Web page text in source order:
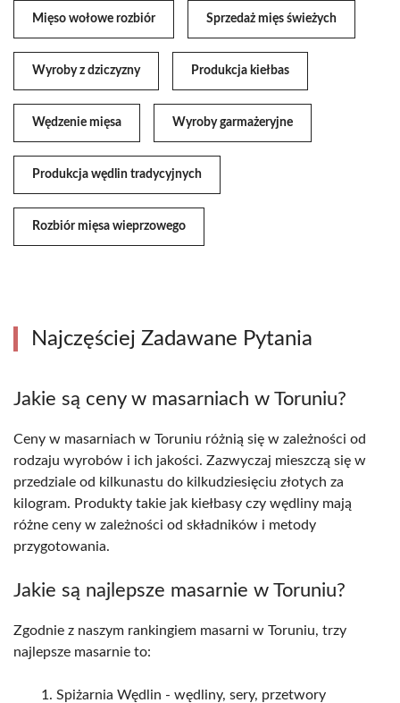
Mięso wołowe rozbiór Sprzedaż mięs świeżych
Wyroby z dziczyzny Produkcja kiełbas
Wędzenie mięsa Wyroby garmażeryjne
Produkcja wędlin tradycyjnych
Rozbiór mięsa wieprzowego
Najczęściej Zadawane Pytania
Jakie są ceny w masarniach w Toruniu?
Ceny w masarniach w Toruniu różnią się w zależności od
rodzaju wyrobów i ich jakości. Zazwyczaj mieszczą się w
przedziale od kilkunastu do kilkudziesięciu złotych za
kilogram. Produkty takie jak kiełbasy czy wędliny mają
różne ceny w zależności od składników i metody
przygotowania.
Jakie są najlepsze masarnie w Toruniu?
Zgodnie z naszym rankingiem masarni w Toruniu, trzy
najlepsze masarnie to:
Spiżarnia Wędlin - wędliny, sery, przetwory